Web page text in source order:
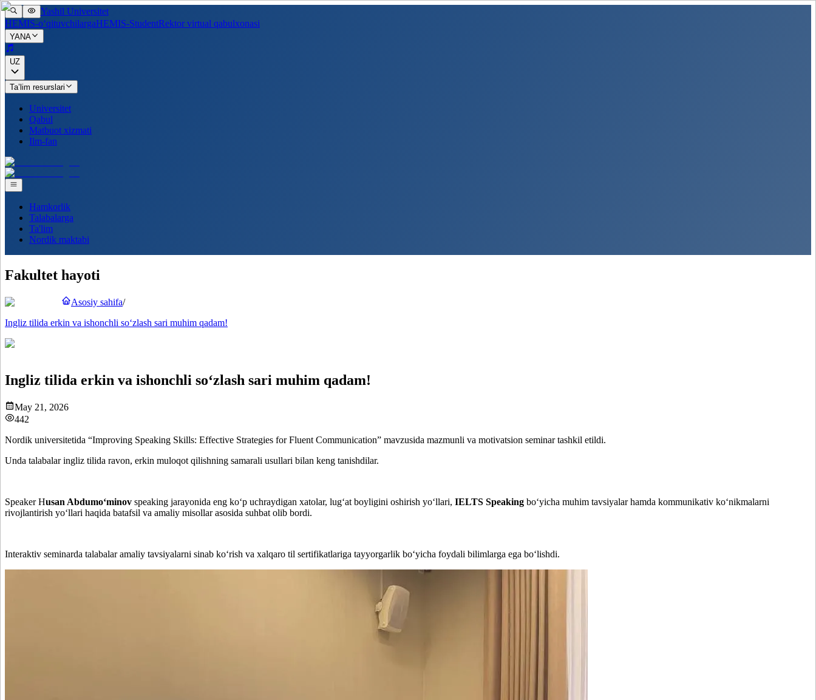
Yashil Universitet
HEMIS-o‘qituvchilargaHEMIS-StudentRektor virtual qabulxonasi
YANA
UZ
Ta’lim resurslari
Universitet
Qabul
Matbuot xizmati
Ilm-fan
Hamkorlik
Talabalarga
Ta'lim
Nordik maktabi
Fakultet hayoti
Asosiy sahifa/
Ingliz tilida erkin va ishonchli so‘zlash sari muhim qadam!
Ingliz tilida erkin va ishonchli so‘zlash sari muhim qadam!
May 21, 2026
442
Nordik universitetida “Improving Speaking Skills: Effective Strategies for Fluent Communication” mavzusida mazmunli va motivatsion seminar tashkil etildi.
Unda talabalar ingliz tilida ravon, erkin muloqot qilishning samarali usullari bilan keng tanishdilar.
Speaker Husan Abdumo‘minov speaking jarayonida eng ko‘p uchraydigan xatolar, lug‘at boyligini oshirish yo‘llari, IELTS Speaking bo‘yicha muhim tavsiyalar hamda kommunikativ ko‘nikmalarni
rivojlantirish yo‘llari haqida batafsil va amaliy misollar asosida suhbat olib bordi.
Interaktiv seminarda talabalar amaliy tavsiyalarni sinab ko‘rish va xalqaro til sertifikatlariga tayyorgarlik bo‘yicha foydali bilimlarga ega bo‘lishdi.